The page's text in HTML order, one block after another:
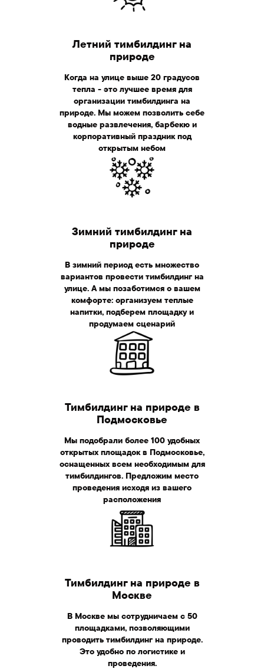
Летний тимбилдинг на
природе
Когда на улице выше 20 градусов
тепла - это лучшее время для
организации тимбилдинга на
природе. Мы можем позволить себе
водные развлечения, барбекю и
корпоративный праздник под
открытым небом
Зимний тимбилдинг на
природе
В зимний период есть множество
вариантов провести тимбилдинг на
улице. А мы позаботимся о вашем
комфорте: организуем теплые
напитки, подберем площадку и
продумаем сценарий
Тимбилдинг на природе в
Подмосковье
Мы подобрали более 100 удобных
открытых площадок в Подмосковье,
оснащенных всем необходимым для
тимбилдингов. Предложим место
проведения исходя из вашего
расположения
Тимбилдинг на природе в
Москве
В Москве мы сотрудничаем с 50
площадками, позволяющими
проводить тимбилдинг на природе.
Это удобно по логистике и
проведения.
Зимний тимбилдинг
Корпоративный
тимбилдингна
природе